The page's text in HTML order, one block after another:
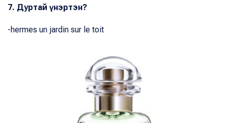
7. Дуртай үнэртэн?
-hermes un jardin sur le toit